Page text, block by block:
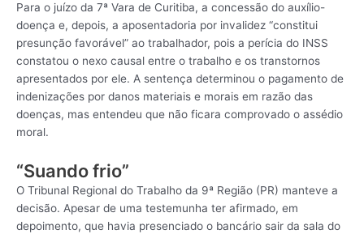
Para o juízo da 7ª Vara de Curitiba, a concessão do auxílio-
doença e, depois, a aposentadoria por invalidez “constitui
presunção favorável” ao trabalhador, pois a perícia do INSS
constatou o nexo causal entre o trabalho e os transtornos
apresentados por ele. A sentença determinou o pagamento de
indenizações por danos materiais e morais em razão das
doenças, mas entendeu que não ficara comprovado o assédio
moral.
“Suando frio”
O Tribunal Regional do Trabalho da 9ª Região (PR) manteve a
decisão. Apesar de uma testemunha ter afirmado, em
depoimento, que havia presenciado o bancário sair da sala do